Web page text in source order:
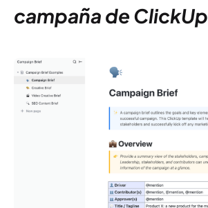
campaña de ClickUp